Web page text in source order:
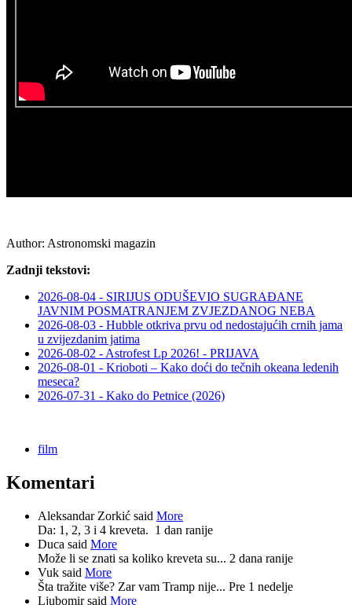
Author: Astronomski magazin
Zadnji tekstovi:
2026-08-04 - SIRIJUS ODUŠEVIO SUGRAĐANE
JAVNIM POSMATRANJEM ZVJEZDANOG NEBA
2026-08-03 - Hubble otkriva prvu od nedostajućih crnih jama
u zvijezdanim jatima
2026-08-02 - Astrofest Lp 2026! - PRIJAVA
2026-08-01 - Krioboti – Kako doći do tečnih okeana ledenih
meseca?
2026-07-31 - Kako do Petnice (2026)
film
Komentari
Aleksandar Zorkić said More
Da: 1, 2, 3 i 4 kreveta. 1 dan ranije
Duca said More
Može li se znati sa koliko kreveta su... 2 dana ranije
Vuk said More
Šta tražite više? Zar vam Tramp nije... Pre 1 nedelje
Ljubomir said More